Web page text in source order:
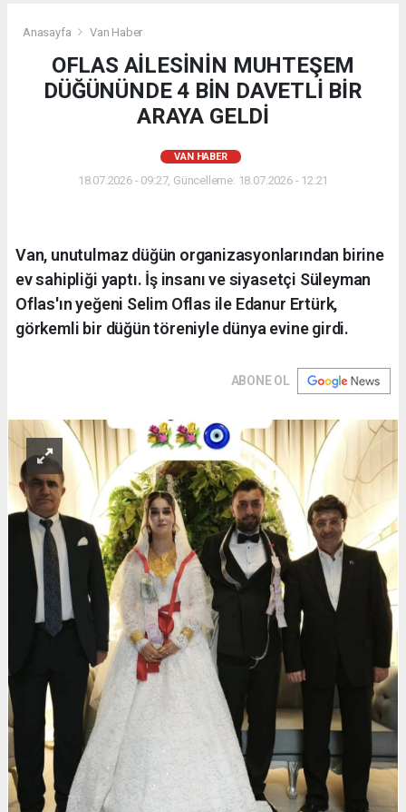
Anasayfa Van Haber
OFLAS AİLESİNİN MUHTEŞEM
DÜĞÜNÜNDE 4 BİN DAVETLİ BİR
ARAYA GELDİ
VAN HABER
18.07.2026 - 09:27, Güncelleme: 18.07.2026 - 12:21
Van, unutulmaz düğün organizasyonlarından birine
ev sahipliği yaptı. İş insanı ve siyasetçi Süleyman
Oflas'ın yeğeni Selim Oflas ile Edanur Ertürk,
görkemli bir düğün töreniyle dünya evine girdi.
ABONE OL